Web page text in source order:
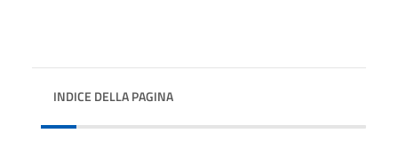
INDICE DELLA PAGINA